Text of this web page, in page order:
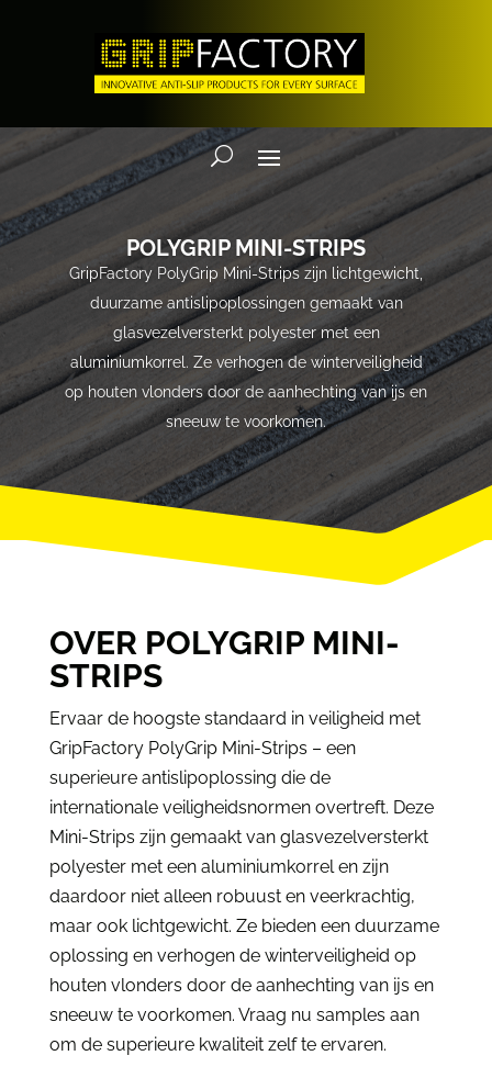
POLYGRIP MINI-STRIPS
GripFactory PolyGrip Mini-Strips zijn lichtgewicht,
duurzame antislipoplossingen gemaakt van
glasvezelversterkt polyester met een
aluminiumkorrel. Ze verhogen de winterveiligheid
op houten vlonders door de aanhechting van ijs en
sneeuw te voorkomen.
OVER POLYGRIP MINI-
STRIPS
Ervaar de hoogste standaard in veiligheid met
GripFactory PolyGrip Mini-Strips – een
superieure antislipoplossing die de
internationale veiligheidsnormen overtreft. Deze
Mini-Strips zijn gemaakt van glasvezelversterkt
polyester met een aluminiumkorrel en zijn
daardoor niet alleen robuust en veerkrachtig,
maar ook lichtgewicht. Ze bieden een duurzame
oplossing en verhogen de winterveiligheid op
houten vlonders door de aanhechting van ijs en
sneeuw te voorkomen. Vraag nu samples aan
om de superieure kwaliteit zelf te ervaren.